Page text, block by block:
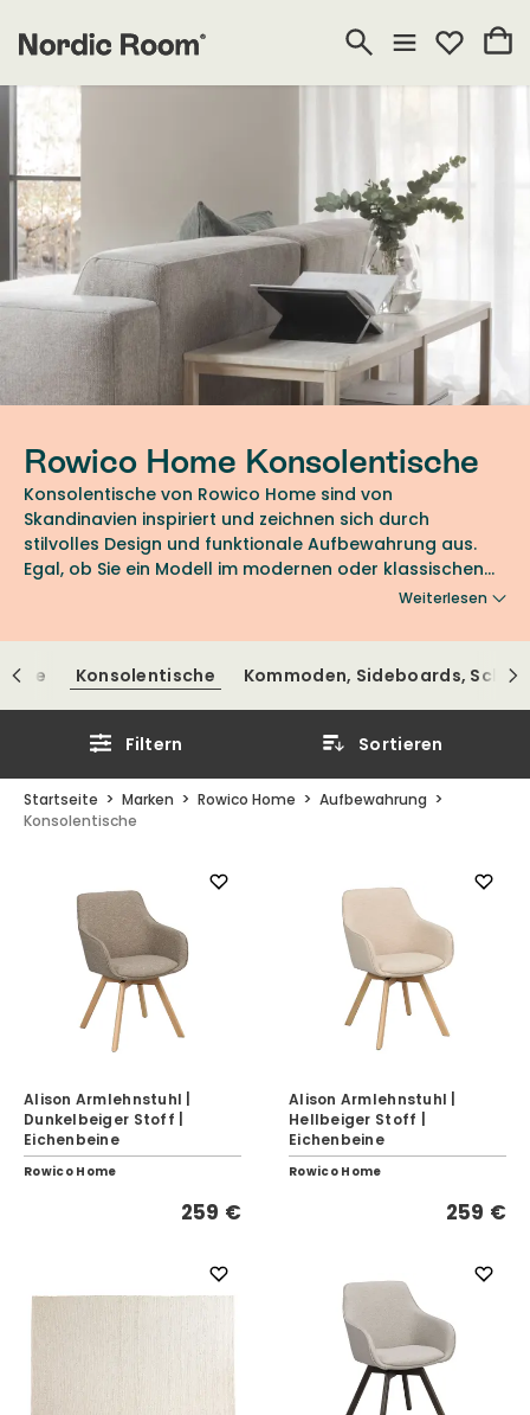
Rowico Home Konsolentische
Konsolentische von Rowico Home sind von
Skandinavien inspiriert und zeichnen sich durch
stilvolles Design und funktionale Aufbewahrung aus.
Egal, ob Sie ein Modell im modernen oder klassischen
Design suchen, hier finden Sie es aus Holz gefertigt, um
Entdecken Sie das Sortiment von Rowico Home bei
Nordic Room.
Weiterlesen
Konsolentische Kommoden, Sideboards,
Filtern Sortieren
Startseite Marken Rowico Home
Aufbewahrung
Konsolentische
Alison Armlehnstuhl |
Dunkelbeiger Stoff |
Eichenbeine
Rowico Home
259 €
Alison Armlehnstuhl |
Hellbeiger Stoff |
Eichenbeine
Rowico Home
259 €